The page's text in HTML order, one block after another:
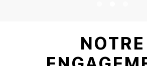
NOTRE